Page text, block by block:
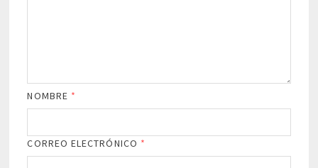
NOMBRE *
CORREO ELECTRÓNICO *